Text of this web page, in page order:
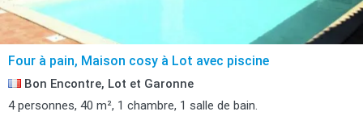
Four à pain, Maison cosy à Lot avec piscine
Bon Encontre, Lot et Garonne
4 personnes, 40 m², 1 chambre, 1 salle de bain.